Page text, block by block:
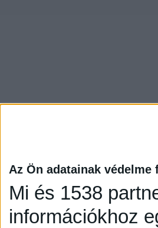
Az Ön adatainak védelme
Mi és 1538
információkhoz